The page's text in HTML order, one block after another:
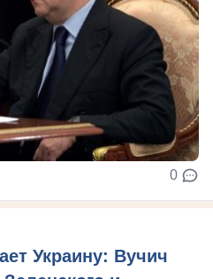
0
Украину: Вучич